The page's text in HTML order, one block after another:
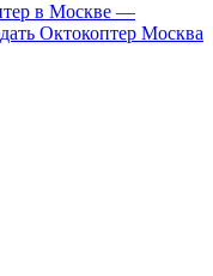
в Москве —
Октокоптер Москва